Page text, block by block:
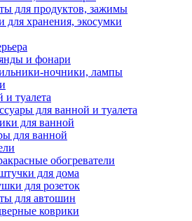
для продуктов, зажимы
для хранения, экосумки
и фонари
ночники, лампы
и туалета
для ванной и туалета
для ванной
для ванной
обогреватели
для дома
для розеток
для автошин
коврики